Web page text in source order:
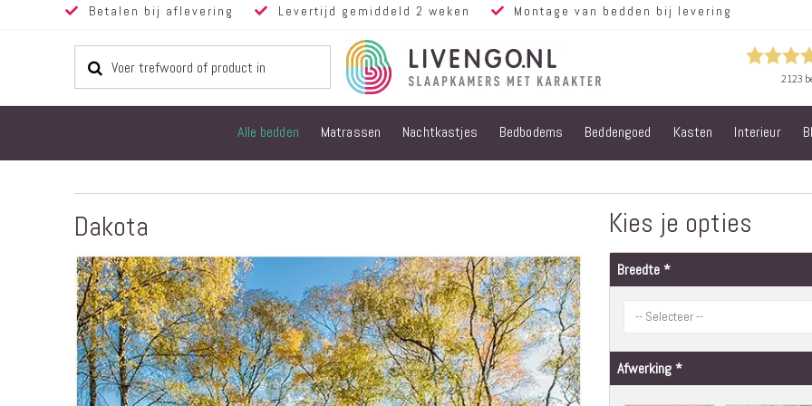
Betalen bij aflevering Levertijd gemiddeld 2 weken Montage van bedden bij levering
Alle bedden
Steigerhouten
Volwassen
bedden
Steigerhouten
Matrassen
Matrassen
Pocketvering
Alle bedden Matrassen Nachtkastjes Bedbodems Beddengoed Kasten Interieur
Dakota
Ga
naar
het
einde
van
de
afbeeldingen-
Kies je opties
Breedte
Afwerking